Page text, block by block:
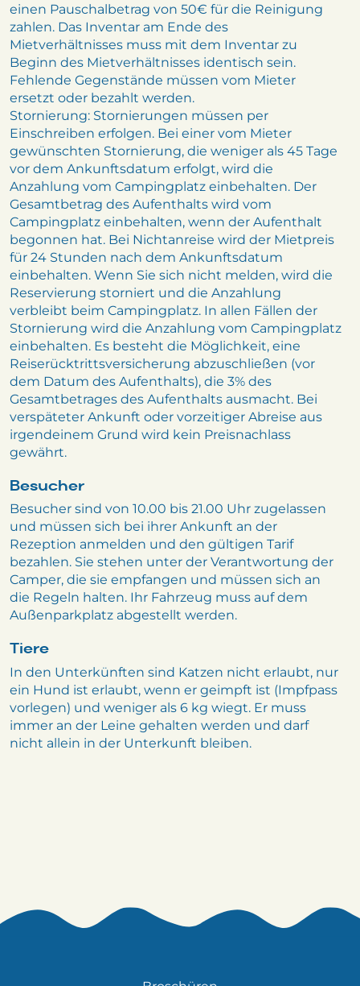
einen Pauschalbetrag von 50€ für die Reinigung
zahlen. Das Inventar am Ende des
Mietverhältnisses muss mit dem Inventar zu
Beginn des Mietverhältnisses identisch sein.
Fehlende Gegenstände müssen vom Mieter
ersetzt oder bezahlt werden.
Stornierung: Stornierungen müssen per
Einschreiben erfolgen. Bei einer vom Mieter
gewünschten Stornierung, die weniger als 45 Tage
vor dem Ankunftsdatum erfolgt, wird die
Anzahlung vom Campingplatz einbehalten. Der
Gesamtbetrag des Aufenthalts wird vom
Campingplatz einbehalten, wenn der Aufenthalt
begonnen hat. Bei Nichtanreise wird der Mietpreis
für 24 Stunden nach dem Ankunftsdatum
einbehalten. Wenn Sie sich nicht melden, wird die
Reservierung storniert und die Anzahlung
verbleibt beim Campingplatz. In allen Fällen der
Stornierung wird die Anzahlung vom Campingplatz
einbehalten. Es besteht die Möglichkeit, eine
Reiserücktrittsversicherung abzuschließen (vor
dem Datum des Aufenthalts), die 3% des
Gesamtbetrages des Aufenthalts ausmacht. Bei
verspäteter Ankunft oder vorzeitiger Abreise aus
irgendeinem Grund wird kein Preisnachlass
gewährt.
Besucher
Besucher sind von 10.00 bis 21.00 Uhr zugelassen
und müssen sich bei ihrer Ankunft an der
Rezeption anmelden und den gültigen Tarif
bezahlen. Sie stehen unter der Verantwortung der
Camper, die sie empfangen und müssen sich an
die Regeln halten. Ihr Fahrzeug muss auf dem
Außenparkplatz abgestellt werden.
Tiere
In den Unterkünften sind Katzen nicht erlaubt, nur
ein Hund ist erlaubt, wenn er geimpft ist (Impfpass
vorlegen) und weniger als 6 kg wiegt. Er muss
immer an der Leine gehalten werden und darf
nicht allein in der Unterkunft bleiben.